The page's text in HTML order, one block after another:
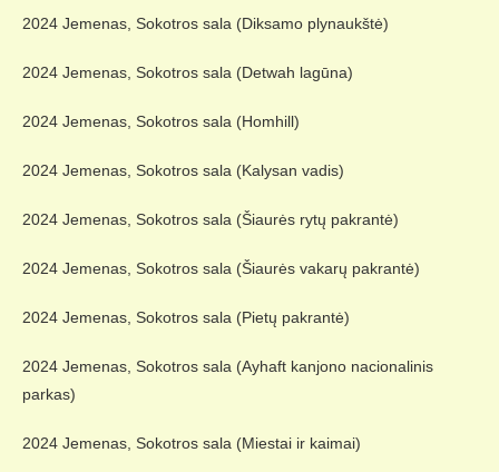
2024 Jemenas, Sokotros sala (Diksamo plynaukštė)
2024 Jemenas, Sokotros sala (Detwah lagūna)
2024 Jemenas, Sokotros sala (Homhill)
2024 Jemenas, Sokotros sala (Kalysan vadis)
2024 Jemenas, Sokotros sala (Šiaurės rytų pakrantė)
2024 Jemenas, Sokotros sala (Šiaurės vakarų pakrantė)
2024 Jemenas, Sokotros sala (Pietų pakrantė)
2024 Jemenas, Sokotros sala (Ayhaft kanjono nacionalinis
parkas)
2024 Jemenas, Sokotros sala (Miestai ir kaimai)